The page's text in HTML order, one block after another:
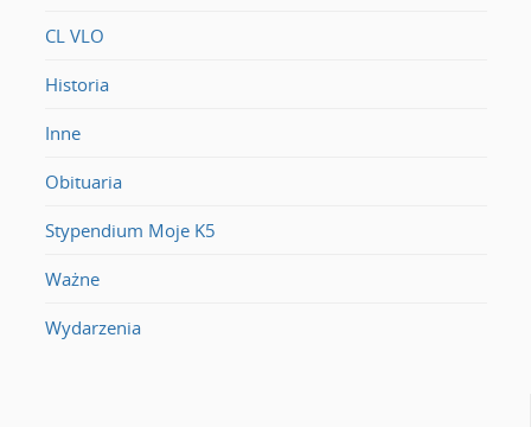
CL VLO
Historia
Inne
Obituaria
Stypendium Moje K5
Ważne
Wydarzenia